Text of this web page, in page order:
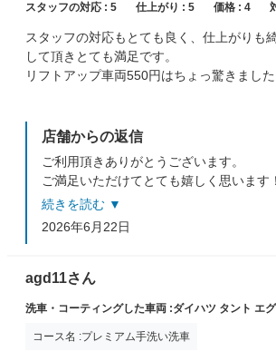
スタッフの対応 : 5 仕上がり : 5 価格 : 4
スタッフの対応もとても良く、仕上がりも
して頂きとても満足です。
リフトアップ車両550円はちょっ驚きました
店舗からの返信
ご利用頂きありがとうございます。
ご満足いただけてとても嬉しく思います！
プラス料金の件、すみませんでした。
当社では、リフトアップ車・ルーフキャ
受け付け前に車両確認をしていくように
またのご来店、スタッフ一同心よりお待
す。
続きを読む ▼
2026年6月22日
agd11さん
洗車・コーティングした車両 :ダイハツ タント エ
コース名 :プレミアム手洗い洗車